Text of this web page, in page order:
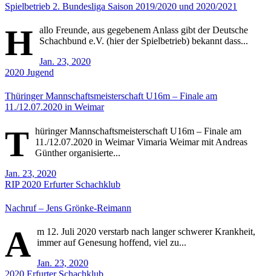
Spielbetrieb 2. Bundesliga Saison 2019/2020 und 2020/2021
H
allo Freunde, aus gegebenem Anlass gibt der Deutsche
Schachbund e.V. (hier der Spielbetrieb) bekannt dass...
Jan. 23, 2020
2020 Jugend
Thüringer Mannschaftsmeisterschaft U16m – Finale am
11./12.07.2020 in Weimar
T hüringer Mannschaftsmeisterschaft U16m – Finale am
11./12.07.2020 in Weimar Vimaria Weimar mit Andreas
Günther organisierte...
Jan. 23, 2020
RIP 2020 Erfurter Schachklub
Nachruf – Jens Grönke-Reimann
A m 12. Juli 2020 verstarb nach langer schwerer Krankheit,
immer auf Genesung hoffend, viel zu...
Jan. 23, 2020
2020 Erfurter Schachklub